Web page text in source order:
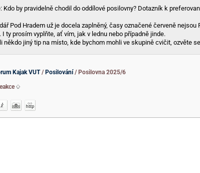
Kdo by pravidelně chodil do oddílové posilovny? Dotazník k
Pod Hradem už je docela zaplněný, časy označené červeně
I ty prosím vyplňte, ať vím, jak v lednu nebo případně jinde.
někdo jiný tip na místo, kde bychom mohli ve skupině cvičit, ozvěte
Kajak VUT/ Posilování / Posilovna 2025/6